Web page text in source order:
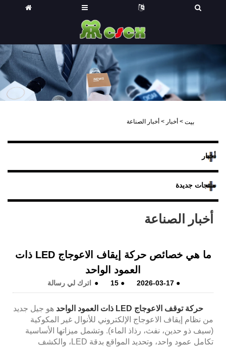
بيت > أخبار > أخبار الصناعة
أخبار
منتجات جديدة
أخبار الصناعة
ما هي خصائص حركة إيقاف الاعوجاج LED ذات
العمود الواحد
●
2026-03-17
●
15
● اترك لي رسالة
حركة توقف الاعوجاج LED ذات العمود الواحد
هو جيل جديد
من نظام إيقاف الاعوجاج الإلكتروني للأنوال غير المكوكية
(سيف ذو حدين، نفث، رذاذ الماء). وتشمل ميزاتها الأساسية
تكامل عمود واحد، وتحديد المواقع بدقة LED، والكشف